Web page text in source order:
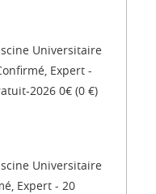
Universitaire
Expert
2026 0€ (0 €)
Universitaire
Expert
20